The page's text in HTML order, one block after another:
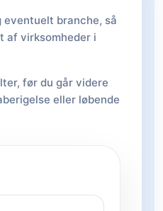
branche, så
af virksomheder i
før du går videre
eller løbende